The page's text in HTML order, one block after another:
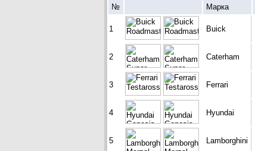
№ Марка
1 Buick
2 Caterham
3 Ferrari
4 Hyundai
5 Lamborghini